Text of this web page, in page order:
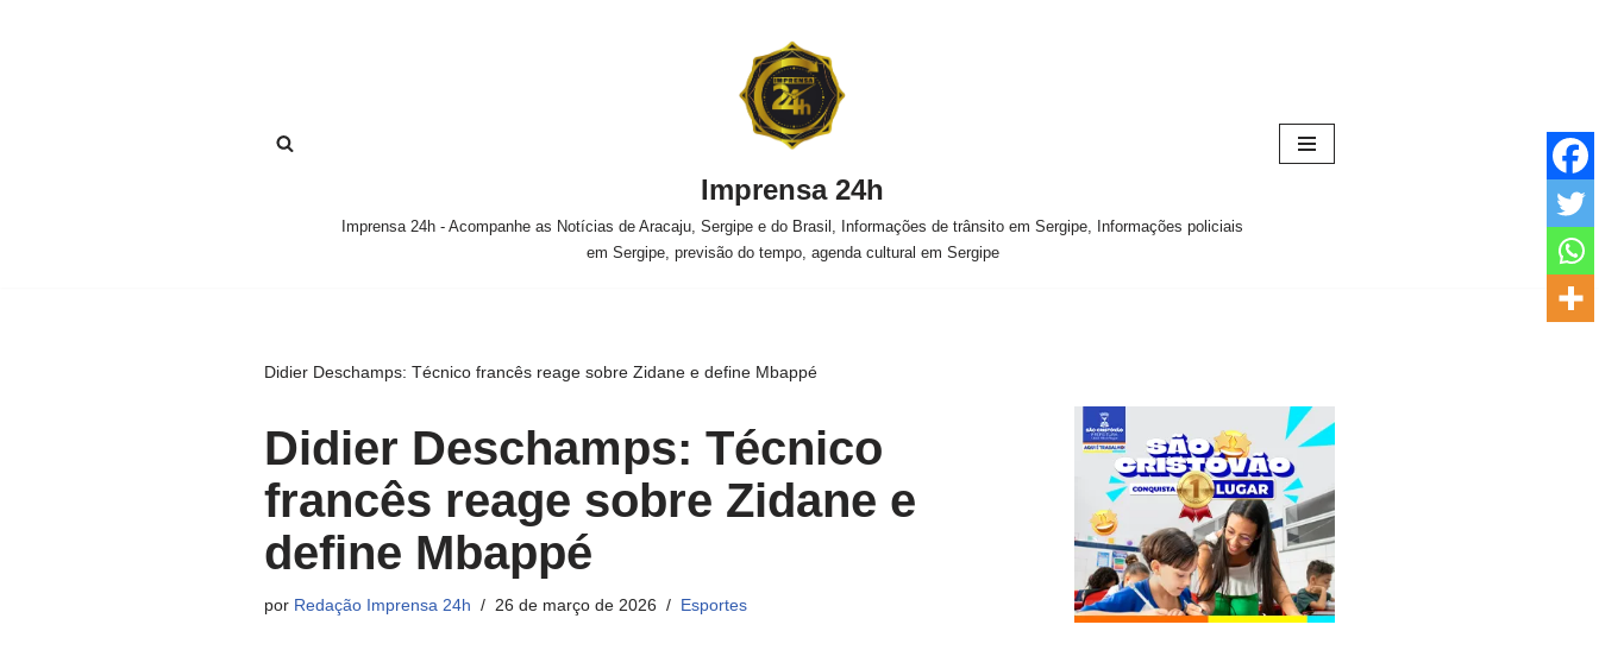
Imprensa 24h
Imprensa 24h - Acompanhe as Notícias de Aracaju, Sergipe e do Brasil, Informações de trânsito em Sergipe, Informações policiais
em Sergipe, previsão do tempo, agenda cultural em Sergipe
Didier Deschamps: Técnico francês reage sobre Zidane e define Mbappé
Didier Deschamps: Técnico
francês reage sobre Zidane e
define Mbappé
por Redação Imprensa 24h 26 de março de 2026 Esportes